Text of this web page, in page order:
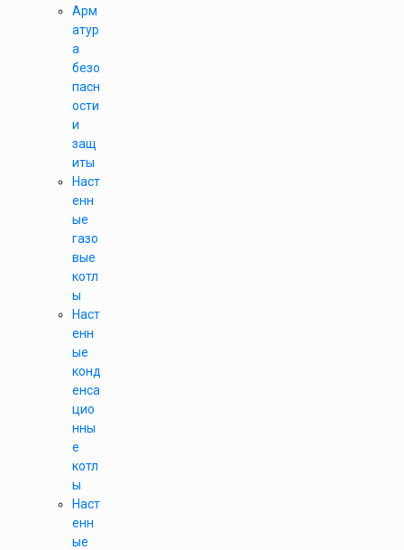
Арм
атур
а
безо
пасн
ости
и
защ
иты
Наст
енн
ые
газо
вые
котл
ы
Наст
енн
ые
конд
енса
цио
нны
е
котл
ы
Наст
енн
ые